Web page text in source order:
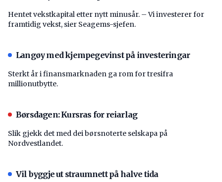
Hentet vekstkapital etter nytt minusår. – Vi investerer for
framtidig vekst, sier Seagems-sjefen.
Langøy med kjempegevinst på investeringar
Sterkt år i finansmarknaden ga rom for tresifra
millionutbytte.
Børsdagen: Kursras for reiarlag
Slik gjekk det med dei børsnoterte selskapa på
Nordvestlandet.
Vil byggje ut straumnett på halve tida